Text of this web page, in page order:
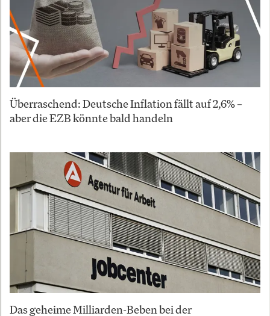
Überraschend: Deutsche Inflation fällt auf 2,6% –
aber die EZB könnte bald handeln
Das geheime Milliarden-Beben bei der